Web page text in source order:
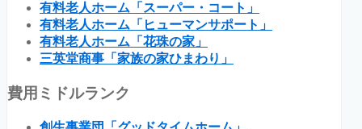
有料老人ホーム「スーパー・コート」
有料老人ホーム「ヒューマンサポート」
有料老人ホーム「花珠の家」
三英堂商事「家族の家ひまわり」
費用ミドルランク